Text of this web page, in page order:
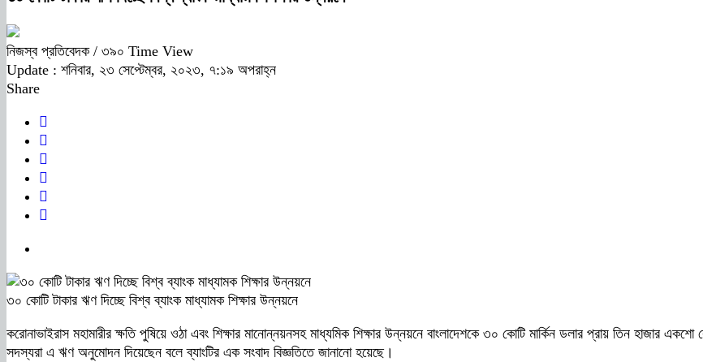
নিজস্ব প্রতিবেদক / ৩৯০ Time View
Update : শনিবার, ২৩ সেপ্টেম্বর, ২০২৩, ৭:১৯ অপরাহ্ন
Share
৩০ কোটি টাকার ঋণ দিচ্ছে বিশ্ব ব্যাংক মাধ্যামক শিক্ষার উন্নয়নে
করোনাভাইরাস মহামারীর ক্ষতি পুষিয়ে ওঠা এবং শিক্ষার মানোন্নয়নসহ মাধ্যমিক শিক্ষার উন্নয়নে বাংলাদেশকে ৩০ কোটি মার্কিন ডলার প্রায় তিন হাজার একশো
সদস্যরা এ ঋণ অনুমোদন দিয়েছেন বলে ব্যাংটির এক সংবাদ বিজ্ঞতিতে জানানো হয়েছে।